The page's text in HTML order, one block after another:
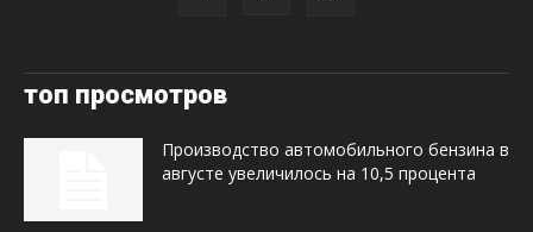
топ просмотров
Производство автомобильного бензина в
августе увеличилось на 10,5 процента